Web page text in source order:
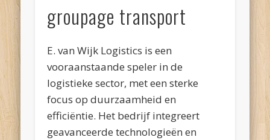
groupage transport
E. van Wijk Logistics is een
vooraanstaande speler in de
logistieke sector, met een sterke
focus op duurzaamheid en
efficiëntie. Het bedrijf integreert
geavanceerde technologieën en